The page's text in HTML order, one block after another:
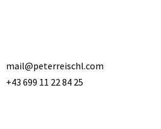
mail@peterreischl.com
+43 699 11 22 84 25